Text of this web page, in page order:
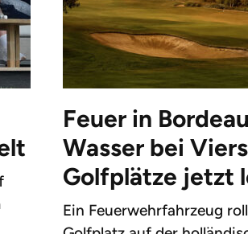
Feuer in
Wasser bei
Golfplätze jetzt
Ein Feuerwehrfahrzeug